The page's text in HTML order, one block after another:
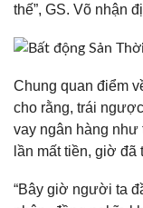
thế”, GS. Võ nhận
Chung quan điểm
cho rằng, trái
vay ngân hàng như
lần mất tiền, giờ đã
“Bây giờ người ta